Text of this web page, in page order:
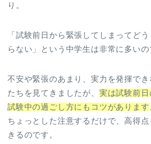
り。
「試験前日から緊張してしまってど
らない」という中学生は非常に多いの
不安や緊張のあまり、実力を発揮で
たちを見てきましたが、 実は試験前日
試験中の過ごし方にもコツがあります
ちょっとした注意するだけで、高得
きるのです。